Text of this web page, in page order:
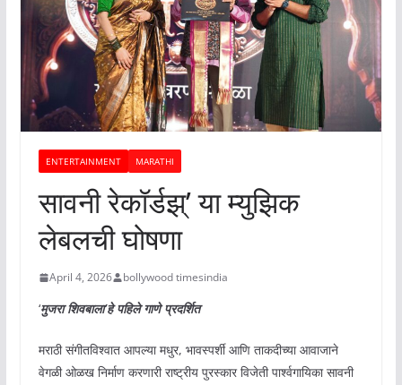
ENTERTAINMENT MARATHI
सावनी रेकॉर्डझ्’ या म्युझिक
लेबलची घोषणा
April 4, 2026 bollywood timesindia
‘मुजरा शिवबाला’हे पहिले गाणे प्रदर्शित
मराठी संगीतविश्वात आपल्या मधुर, भावस्पर्शी आणि ताकदीच्या आवाजाने
वेगळी ओळख निर्माण करणारी राष्ट्रीय पुरस्कार विजेती पार्श्वगायिका सावनी